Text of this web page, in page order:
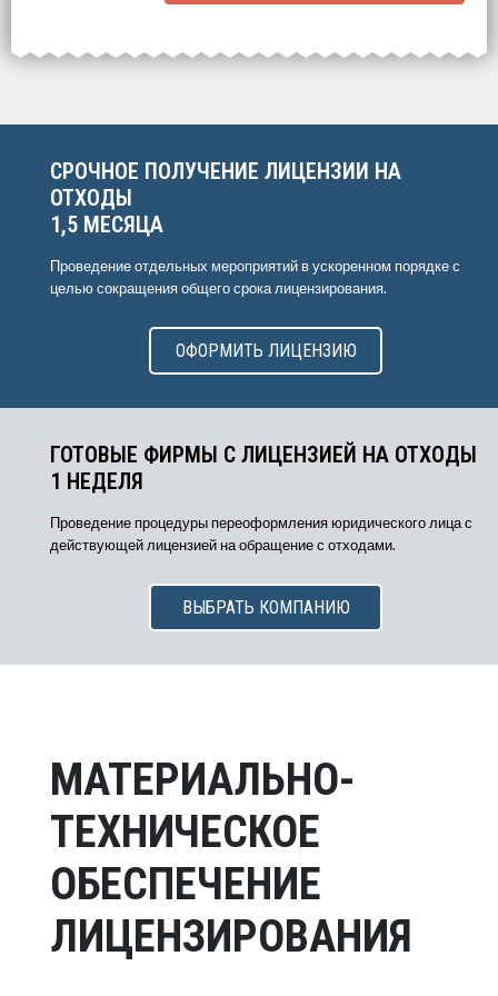
для начала расчёта.
СРОЧНОЕ ПОЛУЧЕНИЕ ЛИЦЕНЗИИ НА
ОТХОДЫ
1,5 МЕСЯЦА
Проведение отдельных мероприятий в ускоренном порядке с
целью сокращения общего срока лицензирования.
ОФОРМИТЬ ЛИЦЕНЗИЮ
ГОТОВЫЕ ФИРМЫ С ЛИЦЕНЗИЕЙ НА ОТХОДЫ
1 НЕДЕЛЯ
Проведение процедуры переоформления юридического лица с
действующей лицензией на обращение с отходами.
ВЫБРАТЬ КОМПАНИЮ
МАТЕРИАЛЬНО-
ТЕХНИЧЕСКОЕ
ОБЕСПЕЧЕНИЕ
ЛИЦЕНЗИРОВАНИЯ